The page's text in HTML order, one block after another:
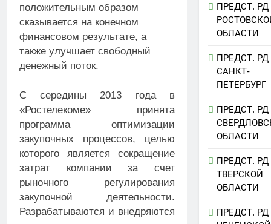
положительным образом
сказывается на конечном
финансовом результате, а
также улучшает свободный
денежный поток.
С середины 2013 года в
«Ростелекоме» принята
программа оптимизации
закупочных процессов, целью
которого является сокращение
затрат компании за счет
рыночного регулирования
закупочной деятельности.
Разрабатываются и внедряются
ПРЕДСТ. РД
ОБЛАСТИ
ПРЕДСТ. РД
САНКТ-
ПЕТЕРБУРГ
ПРЕДСТ. РД
ОБЛАСТИ
ПРЕДСТ. РД
ТВЕРСКОЙ
ОБЛАСТИ
ПРЕДСТ. РД